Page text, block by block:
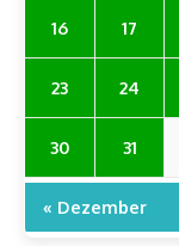
16 17
23 24
30 31
« Dezember